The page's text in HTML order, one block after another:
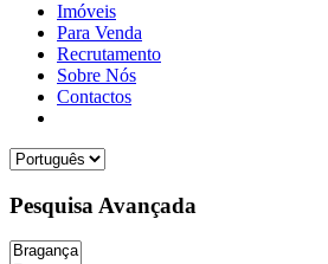
Imóveis
Para Venda
Recrutamento
Sobre Nós
Contactos
Pesquisa Avançada